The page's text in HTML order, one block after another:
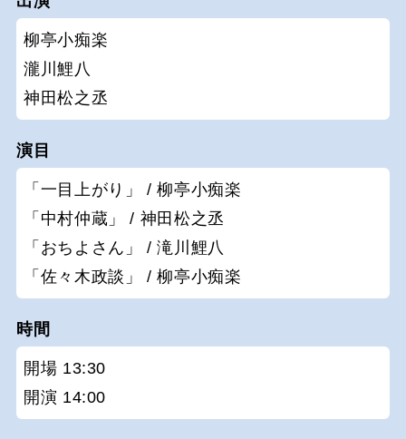
柳亭小痴楽
瀧川鯉八
神田松之丞
演目
「一目上がり」 / 柳亭小痴楽
「中村仲蔵」 / 神田松之丞
「おちよさん」 / 滝川鯉八
「佐々木政談」 / 柳亭小痴楽
時間
開場 13:30
開演 14:00